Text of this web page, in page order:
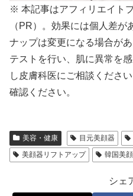
※ 本記事はアフィリエイト
（PR）。効果には個人差
ナップは変更になる場合が
テストを行い、肌に異常を
し皮膚科医にご相談くださ
確認ください。
美容・健康 目元美顔器
美顔器リフトアップ
韓国美
シェ